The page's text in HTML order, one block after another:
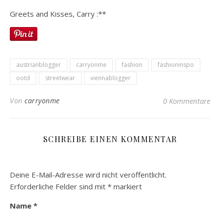
Greets and Kisses, Carry :**
austrianblogger carryonme fashion
fashioninspo
ootd
streetwear viennablogger
Von carryonme 0 Kommentare
SCHREIBE EINEN KOMMENTAR
Deine E-Mail-Adresse wird nicht veröffentlicht.
Erforderliche Felder sind mit * markiert
Name *